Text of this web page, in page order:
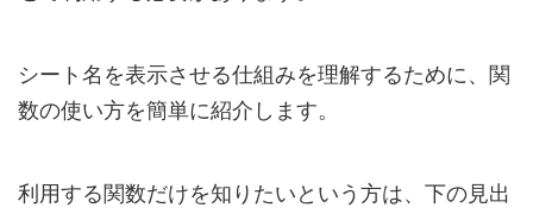
シート名を表示させる仕組みを理解するために、関
数の使い方を簡単に紹介します。
利用する関数だけを知りたいという方は、下の見出